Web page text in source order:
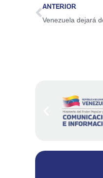
ANTERIOR
Venezuela dejará